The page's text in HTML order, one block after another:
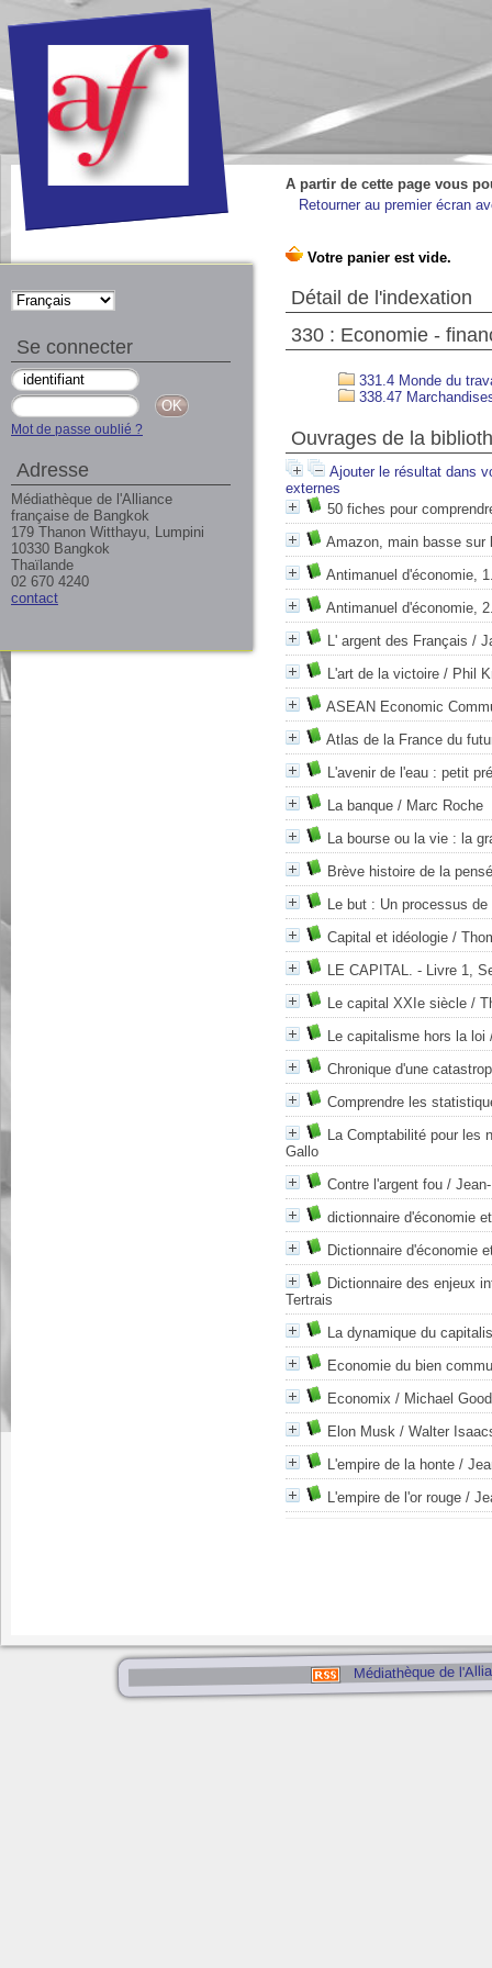
A partir de cette page vous
Retourner au premier écran
Détail de l'indexation
330 : Economie -
331.4 Monde du
338.47
Ouvrages de la
Ajouter le résultat dans
externes
50 fiches pour
Amazon, main basse sur
Antimanuel d'économie,
Antimanuel d'économie,
L' argent des Français /
L'art de la victoire / Phil
ASEAN Economic
Atlas de la France du
L'avenir de l'eau : petit
La banque / Marc Roche
La bourse ou la vie : la
Brève histoire de la
Le but : Un processus
Capital et idéologie /
LE CAPITAL. - Livre 1,
Le capital XXIe siècle /
Le capitalisme hors la loi
Chronique d'une
Comprendre les
La Comptabilité pour les
Gallo
Contre l'argent fou /
dictionnaire d'économie
Dictionnaire d'économie
Dictionnaire des enjeux
Tertrais
La dynamique du
Economie du bien
Economix / Michael
Elon Musk / Walter
L'empire de la honte /
L'empire de l'or rouge /
Médiathèque de
Se connecter
Mot de passe oublié ?
Adresse
Médiathèque de l'Alliance
française de Bangkok
179 Thanon Witthayu, Lumpini
10330 Bangkok
Thaïlande
02 670 4240
contact